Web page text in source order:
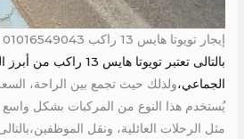
إيجار تويوتا هايس 13 راكب 01016549043
بالتالى تعتبر تويوتا هايس
الجماعي،ولذلك حيث تجمع بين الراحة،
يُستخدم هذا النوع من المركبات بشكل واسع
مثل الرحلات العائلية، ونقل